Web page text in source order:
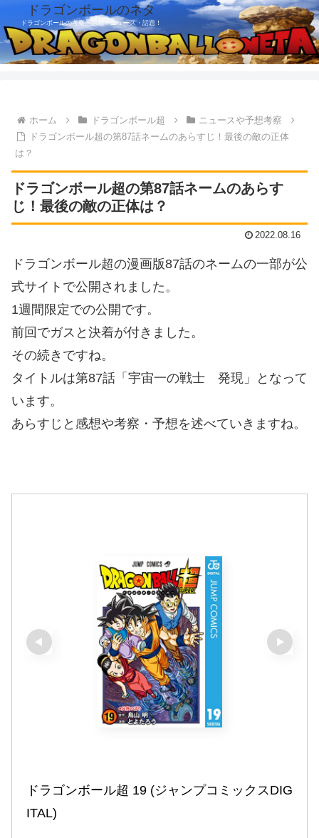
ドラゴンボールのネタ
ドラゴンボールの考察・感想・ニュース・話題！
ホーム ドラゴンボール超
ニュースや予想考察
ドラゴンボール超の第87話ネームのあらすじ！最後の敵の正体
は？
ドラゴンボール超の第87話ネームのあらす
じ！最後の敵の正体は？
2022.08.16
ドラゴンボール超の漫画版87話のネームの一部が公
式サイトで公開されました。
1週間限定での公開です。
前回でガスと決着が付きました。
その続きですね。
タイトルは第87話「宇宙一の戦士 発現」となって
います。
あらすじと感想や考察・予想を述べていきますね。
ドラゴンボール超 19 (ジャンプコミックスDIG
ITAL)